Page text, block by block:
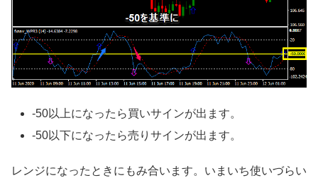
-50以上になったら買いサインが出ます。
-50以下になったら売りサインが出ます。
レンジになったときにもみ合います。いまいち使いづらい